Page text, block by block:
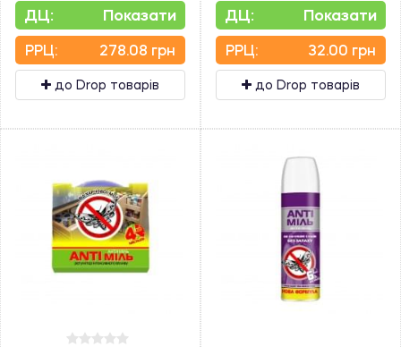
ДЦ: Показати
PPЦ: 278.08 грн
до Drop товарів
ДЦ: Показати
PPЦ: 32.00 грн
до Drop товарів